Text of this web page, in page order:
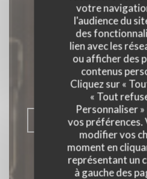
votre
l'audience du
des
lien avec les
ou afficher des
contenus
Cliquez sur «
« Tout
Personnaliser
vos préférences.
modifier vos
moment en
représentant un
à gauche des